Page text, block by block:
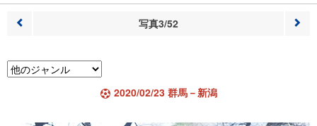
写真3/52
2020/02/23 群馬－新潟